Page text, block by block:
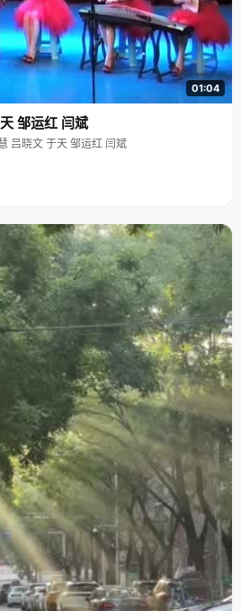
01:04
邹运红 闫斌
吕晓文 于天 邹运红 闫斌